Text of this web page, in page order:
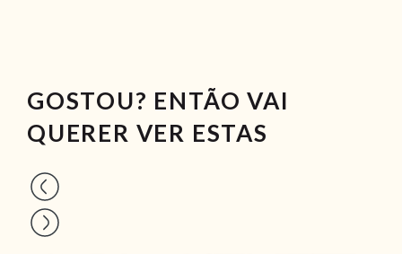
GOSTOU? ENTÃO VAI
QUERER VER ESTAS